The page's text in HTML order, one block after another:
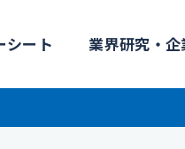
シート 業界研究・企